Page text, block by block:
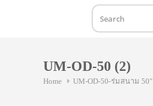
UM-OD-50 (2)
Home UM-OD-50-ร่มสนาม 50″